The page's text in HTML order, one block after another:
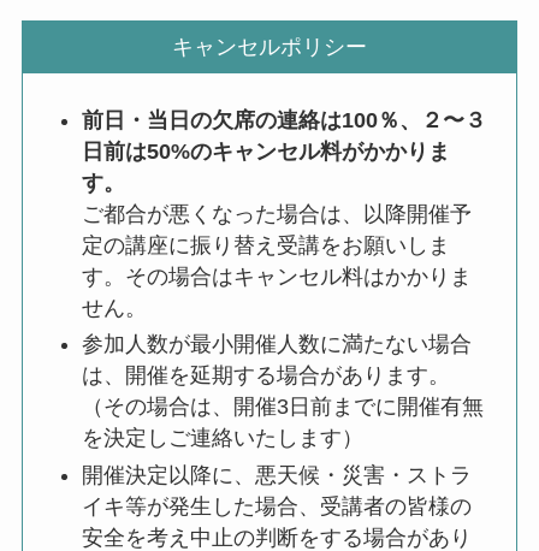
キャンセルポリシー
前日・当日の欠席の連絡は100％、２〜３
日前は50%のキャンセル料がかかりま
す。
ご都合が悪くなった場合は、以降開催予
定の講座に振り替え受講をお願いしま
す。その場合はキャンセル料はかかりま
せん。
参加人数が最小開催人数に満たない場合
は、開催を延期する場合があります。
（その場合は、開催3日前までに開催有無
を決定しご連絡いたします）
開催決定以降に、悪天候・災害・ストラ
イキ等が発生した場合、受講者の皆様の
安全を考え中止の判断をする場合があり